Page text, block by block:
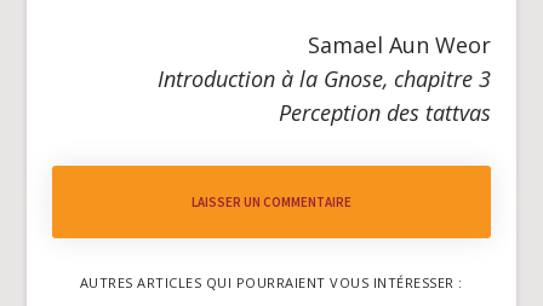
Samael Aun Weor
Introduction à la Gnose, chapitre 3
Perception des tattvas
LAISSER UN COMMENTAIRE
AUTRES ARTICLES QUI POURRAIENT VOUS INTÉRESSER :